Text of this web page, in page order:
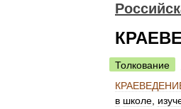
Толкование
в школе